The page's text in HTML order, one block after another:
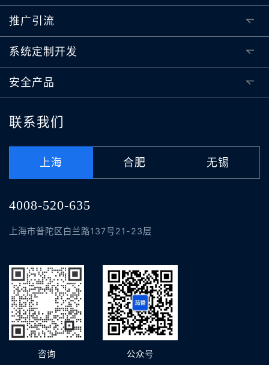
推广引流
系统定制开发
安全产品
联系我们
上海 合肥 无锡
4008-520-635
上海市普陀区白兰路137号21-23层
咨询 公众号